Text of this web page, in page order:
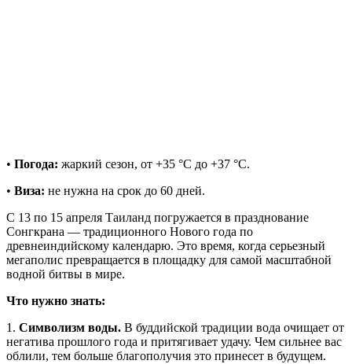
• Погода: жаркий сезон, от +35 °C до +37 °C.
• Виза: не нужна на срок до 60 дней.
С 13 по 15 апреля Таиланд погружается в празднование
Сонгкрана — традиционного Нового года по
древнеиндийскому календарю. Это время, когда серьезный
мегаполис превращается в площадку для самой масштабной
водной битвы в мире.
Что нужно знать:
1. Символизм воды. В буддийской традиции вода очищает от
негатива прошлого года и притягивает удачу. Чем сильнее вас
облили, тем больше благополучия это принесет в будущем.